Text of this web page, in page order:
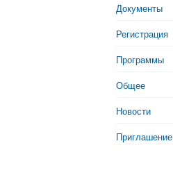
Документы
Регистрация
Программы
Общее
Новости
Приглашение